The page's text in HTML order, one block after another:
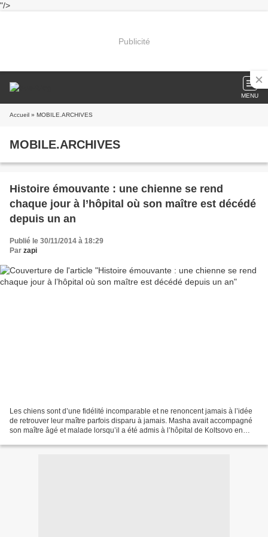
"/>
Publicité
MENU
Accueil » MOBILE.ARCHIVES
MOBILE.ARCHIVES
Histoire émouvante : une chienne se rend
chaque jour à l’hôpital où son maître est décédé
depuis un an
Publié le 30/11/2014 à 18:29
Par zapi
Les chiens sont d’une fidélité incomparable et ne renoncent jamais à l’idée
de retrouver leur maître parfois disparu à jamais. Masha avait accompagné
son maître âgé et malade lorsqu’il a été admis à l’hôpital de Koltsovo en